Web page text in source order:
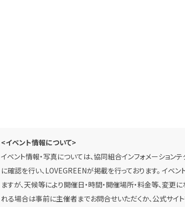
<イベント情報について>
イベント情報・写真については、協同組合インフォメーショ
に確認を行い、LOVEGREENが掲載を行っております。 イベ
ますが、天候等により開催日・時間・開催場所・料金等、変更
れる場合は事前に主催者までお問合せいただくか、公式サイ